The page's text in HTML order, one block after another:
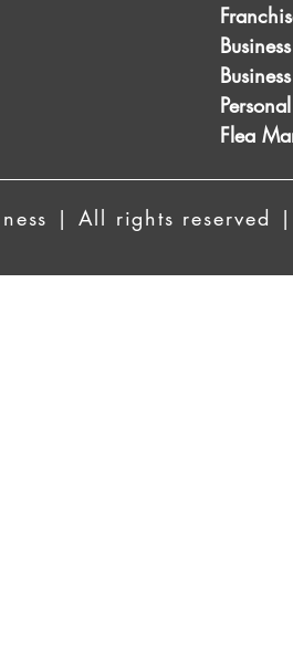
Flea
| All rights reserved